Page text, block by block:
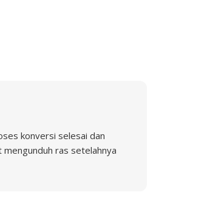
konversi selesai dan
mengunduh ras setelahnya